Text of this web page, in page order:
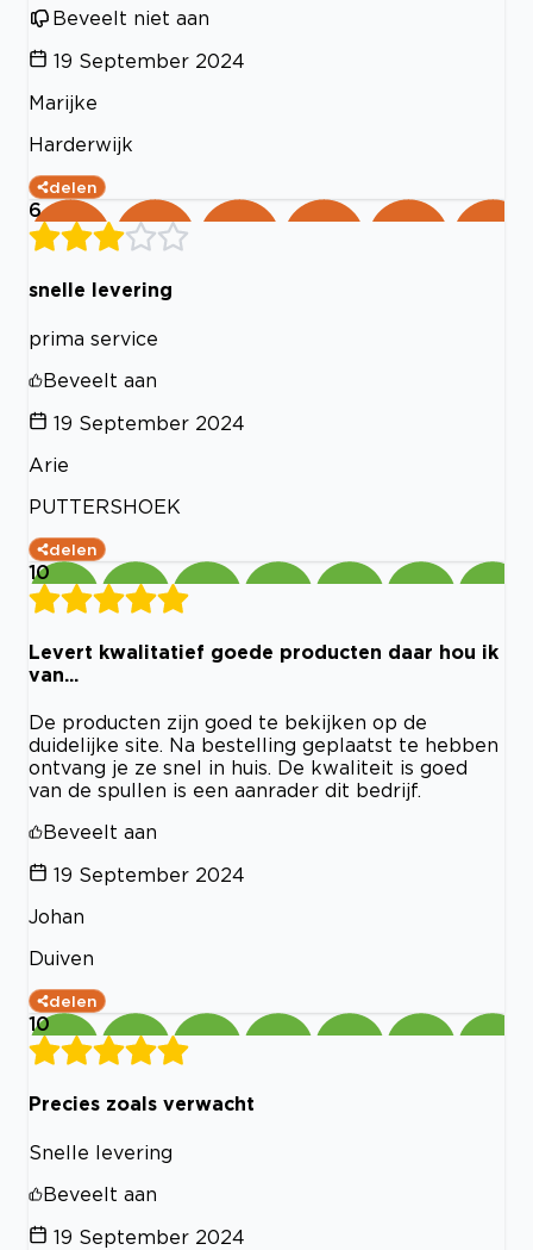
Beveelt niet aan
19 September 2024
Marijke
Harderwijk
delen
6
snelle levering
prima service
Beveelt aan
19 September 2024
Arie
PUTTERSHOEK
delen
10
Levert kwalitatief goede producten daar hou ik
van...
De producten zijn goed te bekijken op de
duidelijke site. Na bestelling geplaatst te hebben
ontvang je ze snel in huis. De kwaliteit is goed
van de spullen is een aanrader dit bedrijf.
Beveelt aan
19 September 2024
Johan
Duiven
delen
10
Precies zoals verwacht
Snelle levering
Beveelt aan
19 September 2024